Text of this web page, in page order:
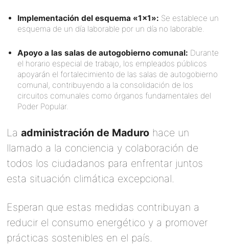
Implementación del esquema «1×1»: Se establece un
esquema de un día laborable por un día no laborable.
Apoyo a las salas de autogobierno comunal: Durante
el horario especial de trabajo, los empleados públicos
apoyarán el fortalecimiento de las salas de autogobierno
comunal, contribuyendo a la consolidación de los
circuitos comunales como órganos fundamentales del
Poder Popular.
Laadministración de Maduro hace un
llamado a la conciencia y colaboración de
todos los ciudadanos para enfrentar juntos
esta situación climática excepcional.
Esperan que estas medidas contribuyan a
reducir el consumo energético y a promover
prácticas sostenibles en el país.